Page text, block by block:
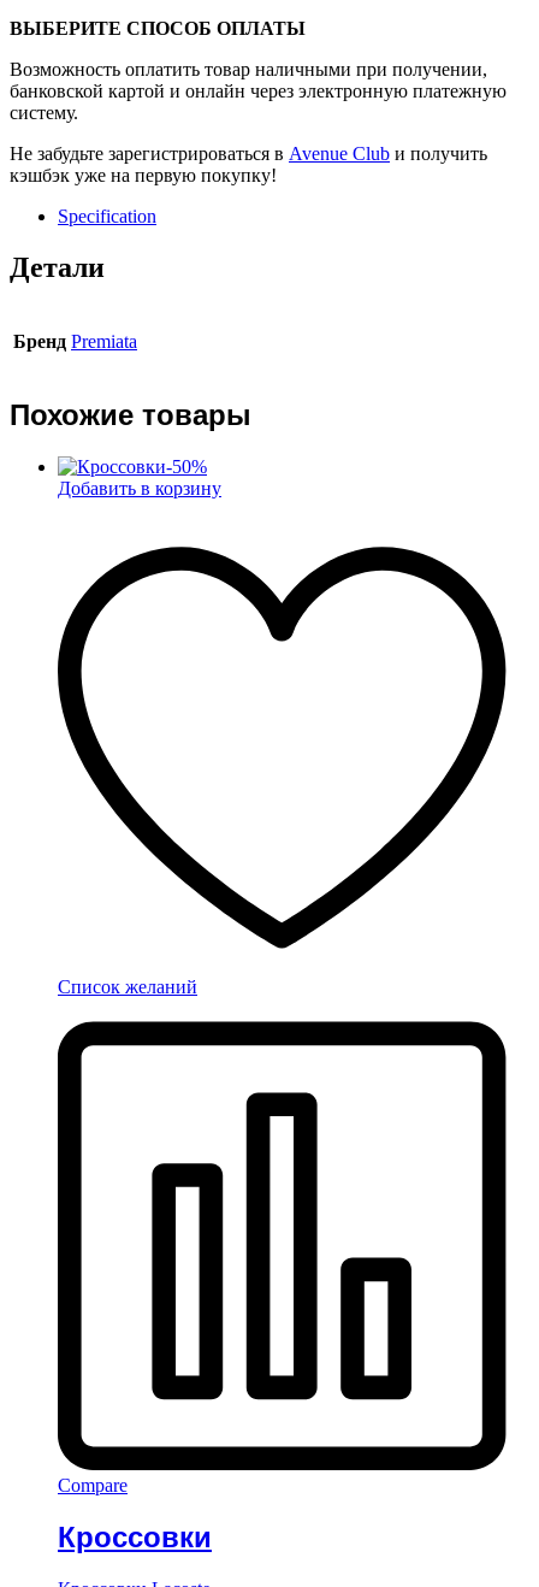
ВЫБЕРИТЕ СПОСОБ ОПЛАТЫ
Возможность оплатить товар наличными при получении,
банковской картой и онлайн через электронную платежную
систему.
Не забудьте зарегистрироваться в Avenue Club и получить
кэшбэк уже на первую покупку!
Specification
Детали
Бренд Premiata
Похожие товары
-50%
Добавить в корзину
Список желаний
Compare
Кроссовки